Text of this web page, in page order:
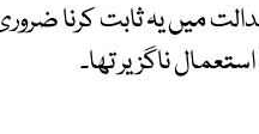
میں یہ ثابت کرنا
ناگزیر تھا۔